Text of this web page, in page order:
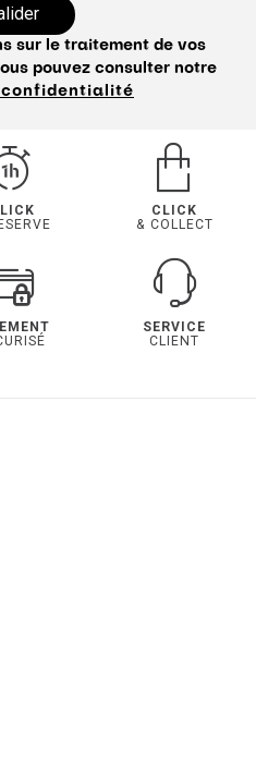
sur le traitement de vos
pouvez consulter notre
CLICK
& COLLECT
SERVICE
CLIENT